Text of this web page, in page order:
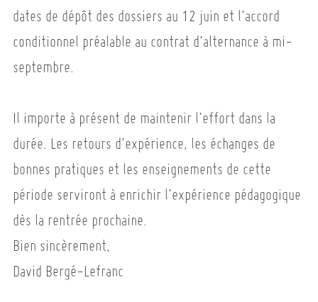
dates de dépôt des dossiers au 12 juin et l’accord
conditionnel préalable au contrat d’alternance à mi-
septembre.
Il importe à présent de maintenir l’effort dans la
durée. Les retours d’expérience, les échanges de
bonnes pratiques et les enseignements de cette
période serviront à enrichir l’expérience pédagogique
dès la rentrée prochaine.
Bien sincèrement,
David Bergé-Lefranc